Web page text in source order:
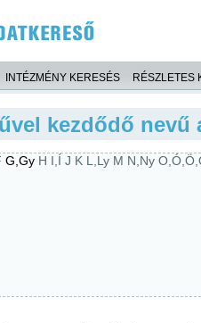
INTÉZMÉNY KERESÉS RÉSZLETES
kezdődő nevű
G,Gy H I,Í J K L,Ly M N,Ny